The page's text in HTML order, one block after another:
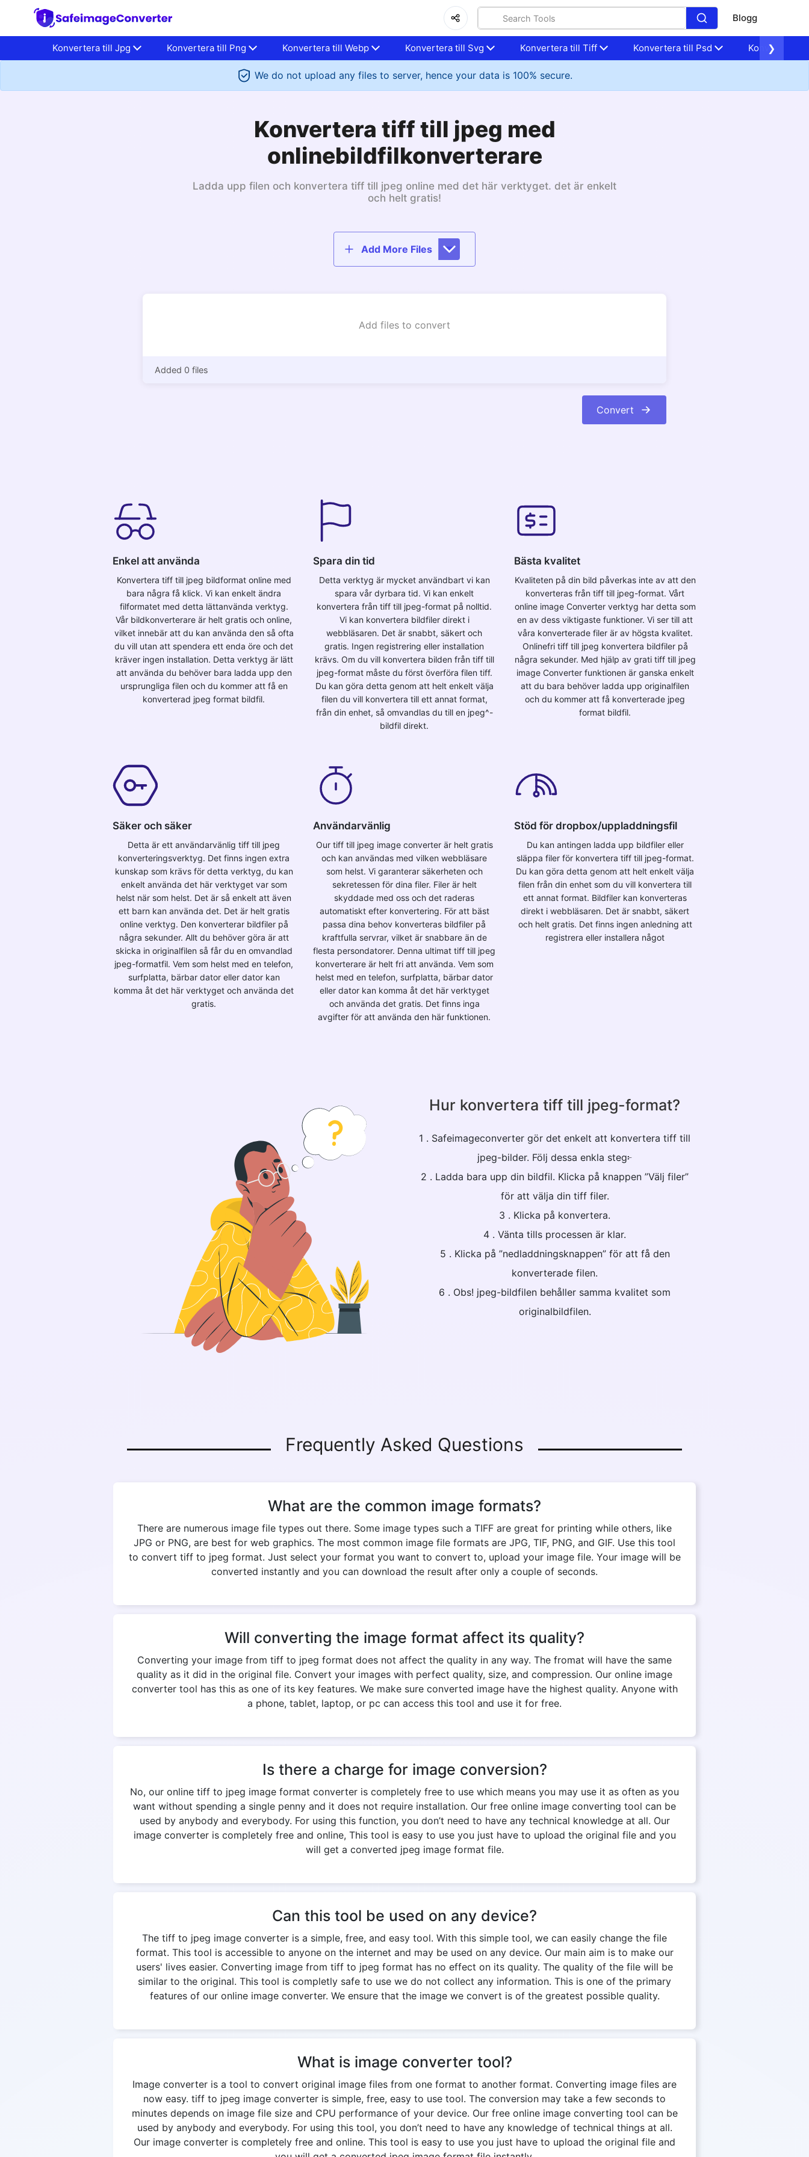
Blogg
Konvertera till Jpg Konvertera till Png Konvertera till Webp Konvertera till Svg Konvertera till Tiff Konvertera till Psd Konvertera
❯
We do not upload any files to server, hence your data is 100% secure.
Konvertera tiff till jpeg med
onlinebildfilkonverterare
Ladda upp filen och konvertera tiff till jpeg online med det här verktyget. det är enkelt
och helt gratis!
Add More Files
Add files to convert
Added 0 files
Convert
Enkel att använda
Konvertera tiff till jpeg bildformat online med
bara några få klick. Vi kan enkelt ändra
filformatet med detta lättanvända verktyg.
Vår bildkonverterare är helt gratis och online,
vilket innebär att du kan använda den så ofta
du vill utan att spendera ett enda öre och det
kräver ingen installation. Detta verktyg är lätt
att använda du behöver bara ladda upp den
ursprungliga filen och du kommer att få en
konverterad jpeg format bildfil.
Spara din tid
Detta verktyg är mycket användbart vi kan
spara vår dyrbara tid. Vi kan enkelt
konvertera från tiff till jpeg-format på nolltid.
Vi kan konvertera bildfiler direkt i
webbläsaren. Det är snabbt, säkert och
gratis. Ingen registrering eller installation
krävs. Om du vill konvertera bilden från tiff till
jpeg-format måste du först överföra filen tiff.
Du kan göra detta genom att helt enkelt välja
filen du vill konvertera till ett annat format,
från din enhet, så omvandlas du till en jpeg^-
bildfil direkt.
Bästa kvalitet
Kvaliteten på din bild påverkas inte av att den
konverteras från tiff till jpeg-format. Vårt
online image Converter verktyg har detta som
en av dess viktigaste funktioner. Vi ser till att
våra konverterade filer är av högsta kvalitet.
Onlinefri tiff till jpeg konvertera bildfiler på
några sekunder. Med hjälp av grati tiff till jpeg
image Converter funktionen är ganska enkelt
att du bara behöver ladda upp originalfilen
och du kommer att få konverterade jpeg
format bildfil.
Säker och säker
Detta är ett användarvänlig tiff till jpeg
konverteringsverktyg. Det finns ingen extra
kunskap som krävs för detta verktyg, du kan
enkelt använda det här verktyget var som
helst när som helst. Det är så enkelt att även
ett barn kan använda det. Det är helt gratis
online verktyg. Den konverterar bildfiler på
några sekunder. Allt du behöver göra är att
skicka in originalfilen så får du en omvandlad
jpeg-formatfil. Vem som helst med en telefon,
surfplatta, bärbar dator eller dator kan
komma åt det här verktyget och använda det
gratis.
Användarvänlig
Our tiff till jpeg image converter är helt gratis
och kan användas med vilken webbläsare
som helst. Vi garanterar säkerheten och
sekretessen för dina filer. Filer är helt
skyddade med oss och det raderas
automatiskt efter konvertering. För att bäst
passa dina behov konverteras bildfiler på
kraftfulla servrar, vilket är snabbare än de
flesta persondatorer. Denna ultimat tiff till jpeg
konverterare är helt fri att använda. Vem som
helst med en telefon, surfplatta, bärbar dator
eller dator kan komma åt det här verktyget
och använda det gratis. Det finns inga
avgifter för att använda den här funktionen.
Stöd för dropbox/uppladdningsfil
Du kan antingen ladda upp bildfiler eller
släppa filer för konvertera tiff till jpeg-format.
Du kan göra detta genom att helt enkelt välja
filen från din enhet som du vill konvertera till
ett annat format. Bildfiler kan konverteras
direkt i webbläsaren. Det är snabbt, säkert
och helt gratis. Det finns ingen anledning att
registrera eller installera något
Hur konvertera tiff till jpeg-format?
1 . Safeimageconverter gör det enkelt att konvertera tiff till
jpeg-bilder. Följ dessa enkla steg፦
2 . Ladda bara upp din bildfil. Klicka på knappen ”Välj filer”
för att välja din tiff filer.
3 . Klicka på konvertera.
4 . Vänta tills processen är klar.
5 . Klicka på ”nedladdningsknappen” för att få den
konverterade filen.
6 . Obs! jpeg-bildfilen behåller samma kvalitet som
originalbildfilen.
Frequently Asked Questions
What are the common image formats?
There are numerous image file types out there. Some image types such a TIFF are great for printing while others, like
JPG or PNG, are best for web graphics. The most common image file formats are JPG, TIF, PNG, and GIF. Use this tool
to convert tiff to jpeg format. Just select your format you want to convert to, upload your image file. Your image will be
converted instantly and you can download the result after only a couple of seconds.
Will converting the image format affect its quality?
Converting your image from tiff to jpeg format does not affect the quality in any way. The fromat will have the same
quality as it did in the original file. Convert your images with perfect quality, size, and compression. Our online image
converter tool has this as one of its key features. We make sure converted image have the highest quality. Anyone with
a phone, tablet, laptop, or pc can access this tool and use it for free.
Is there a charge for image conversion?
No, our online tiff to jpeg image format converter is completely free to use which means you may use it as often as you
want without spending a single penny and it does not require installation. Our free online image converting tool can be
used by anybody and everybody. For using this function, you don’t need to have any technical knowledge at all. Our
image converter is completely free and online, This tool is easy to use you just have to upload the original file and you
will get a converted jpeg image format file.
Can this tool be used on any device?
The tiff to jpeg image converter is a simple, free, and easy tool. With this simple tool, we can easily change the file
format. This tool is accessible to anyone on the internet and may be used on any device. Our main aim is to make our
users' lives easier. Converting image from tiff to jpeg format has no effect on its quality. The quality of the file will be
similar to the original. This tool is completly safe to use we do not collect any information. This is one of the primary
features of our online image converter. We ensure that the image we convert is of the greatest possible quality.
What is image converter tool?
Image converter is a tool to convert original image files from one format to another format. Converting image files are
now easy. tiff to jpeg image converter is simple, free, easy to use tool. The conversion may take a few seconds to
minutes depends on image file size and CPU performance of your device. Our free online image converting tool can be
used by anybody and everybody. For using this tool, you don’t need to have any knowledge of technical things at all.
Our image converter is completely free and online. This tool is easy to use you just have to upload the original file and